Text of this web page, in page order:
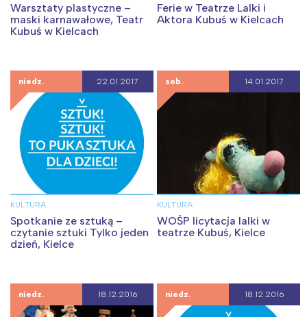
Warsztaty plastyczne –
maski karnawałowe, Teatr
Kubuś w Kielcach
Ferie w Teatrze Lalki i
Aktora Kubuś w Kielcach
niedz. 22.01.2017
KULTURA
Spotkanie ze sztuką –
czytanie sztuki Tylko jeden
dzień, Kielce
sob. 14.01.2017
KULTURA
WOŚP licytacja lalki w
teatrze Kubuś, Kielce
niedz. 18.12.2016 niedz. 18.12.2016